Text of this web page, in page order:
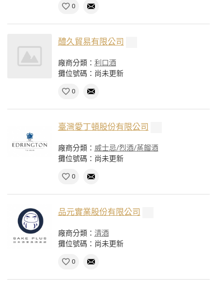
0
醴久貿易有限公司
廠商分類： 利口酒
攤位號碼：尚未更新
0
臺灣愛丁頓股份有限公司
廠商分類： 威士忌/烈酒/蒸餾酒
攤位號碼：尚未更新
0
品元實業股份有限公司
廠商分類： 清酒
攤位號碼：尚未更新
0